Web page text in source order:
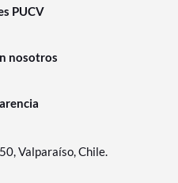
PUCV
nosotros
Valparaíso, Chile.